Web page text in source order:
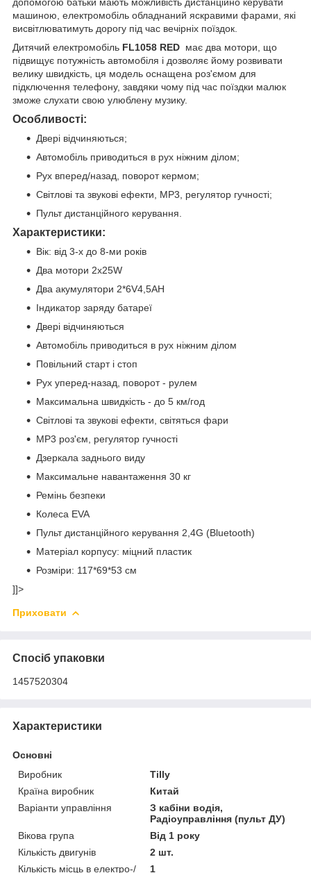
машиною, електромобіль обладнаний яскравими фарами, які
висвітлюватимуть дорогу під час вечірніх поїздок.
Дитячий електромобіль FL1058 RED має два мотори, що
підвищує потужність автомобіля і дозволяє йому розвивати
велику швидкість, ця модель оснащена роз'ємом для
підключення телефону, завдяки чому під час поїздки малюк
зможе слухати свою улюблену музику.
Особливості:
Двері відчиняються;
Автомобіль приводиться в рух ніжним ділом;
Рух вперед/назад, поворот кермом;
Світлові та звукові ефекти, MP3, регулятор гучності;
Пульт дистанційного керування.
Характеристики:
Вік: від 3-х до 8-ми років
Два мотори 2х25W
Два акумулятори 2*6V4,5AH
Індикатор заряду батареї
Двері відчиняються
Автомобіль приводиться в рух ніжним ділом
Повільний старт і стоп
Рух уперед-назад, поворот - рулем
Максимальна швидкість - до 5 км/год
Світлові та звукові ефекти, світяться фари
MP3 роз'єм, регулятор гучності
Дзеркала заднього виду
Максимальне навантаження 30 кг
Ремінь безпеки
Колеса EVA
Пульт дистанційного керування 2,4G (Bluetooth)
Матеріал корпусу: міцний пластик
Розміри: 117*69*53 см
]]>
Приховати
Спосіб упаковки
1457520304
Характеристики
Основні
Виробник
Tilly
Країна виробник
Китай
Варіанти управління
З кабіни водія,
Радіоуправління (пульт ДУ)
Вікова група
Від 1 року
Кількість двигунів
2 шт.
Кількість місць в електро-/
1